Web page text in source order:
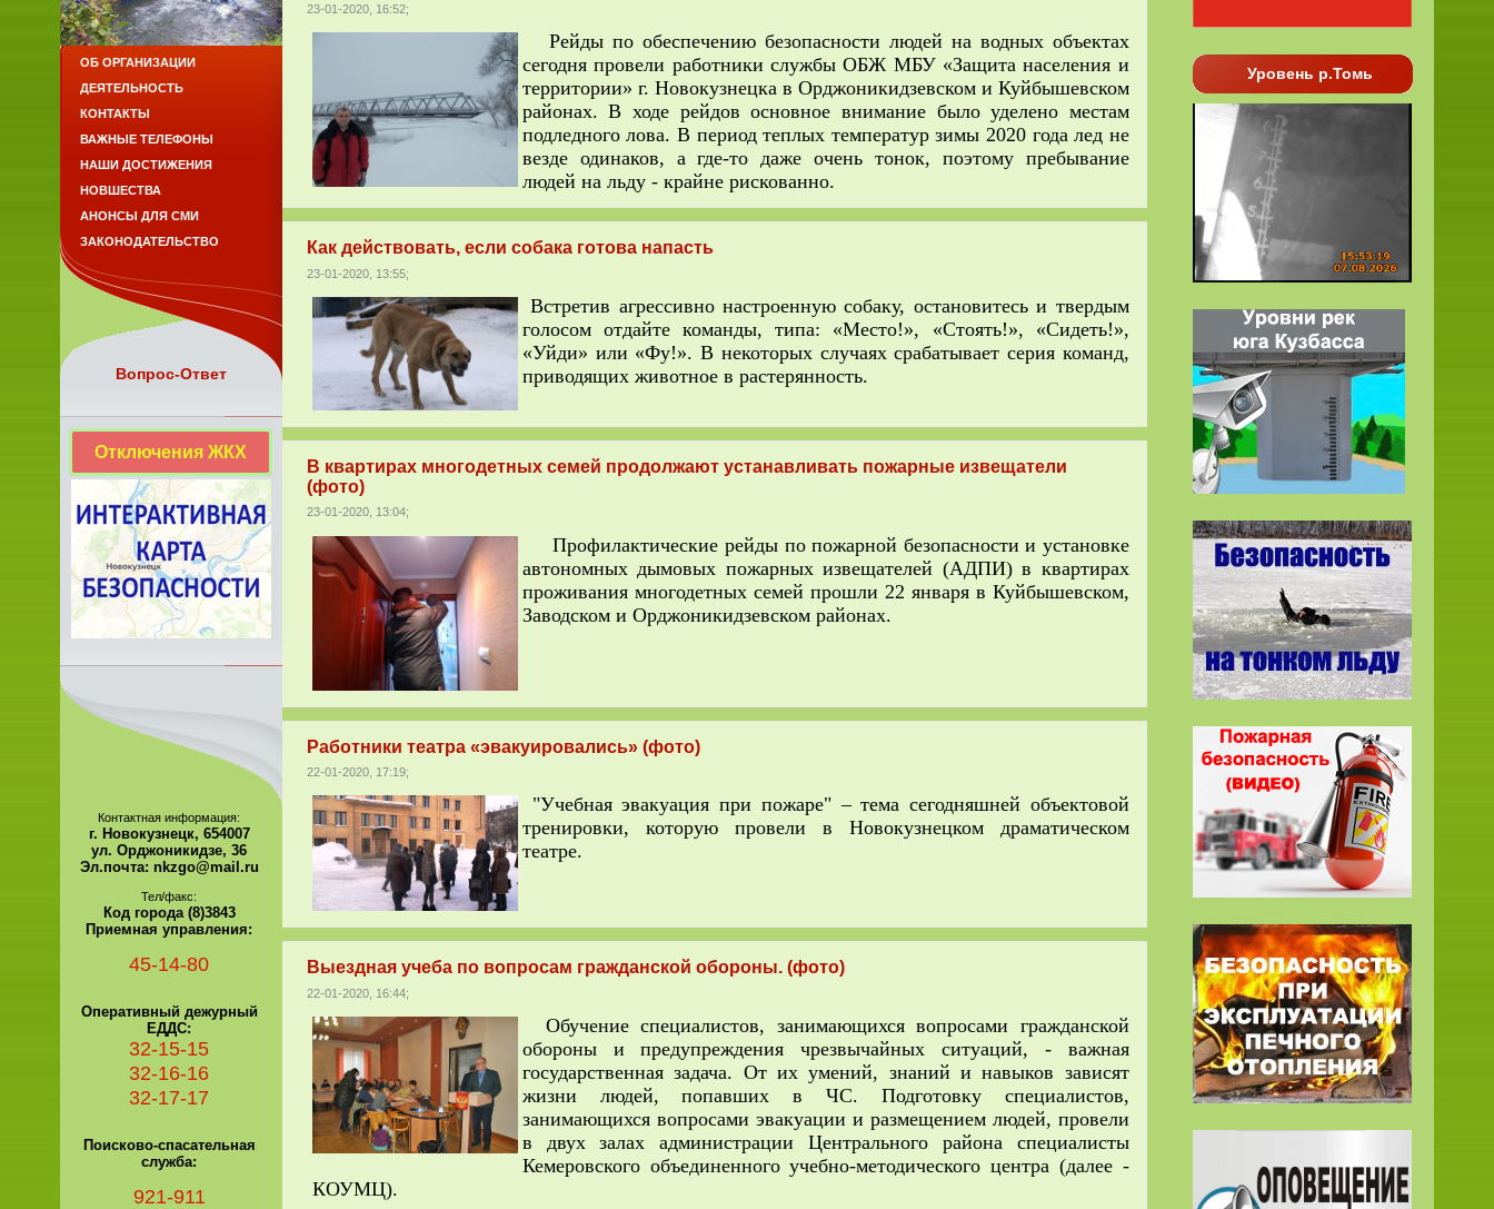
23-01-2020, 16:52;
Рейды по обеспечению безопасности людей на водных объектах
сегодня провели работники службы ОБЖ МБУ «Защита населения и
территории» г. Новокузнецка в Орджоникидзевском и Куйбышевском
районах. В ходе рейдов основное внимание было уделено местам
подледного лова. В период теплых температур зимы 2020 года лед не
везде одинаков, а где-то даже очень тонок, поэтому пребывание
людей на льду - крайне рискованно.
Как действовать, если собака готова напасть
23-01-2020, 13:55;
Встретив агрессивно настроенную собаку, остановитесь и твердым
голосом отдайте команды, типа: «Место!», «Стоять!», «Сидеть!»,
«Уйди» или «Фу!». В некоторых случаях срабатывает серия команд,
приводящих животное в растерянность.
В квартирах многодетных семей продолжают устанавливать пожарные извещатели
(фото)
23-01-2020, 13:04;
Профилактические рейды по пожарной безопасности и установке
автономных дымовых пожарных извещателей (АДПИ) в квартирах
проживания многодетных семей прошли 22 января в Куйбышевском,
Заводском и Орджоникидзевском районах.
Работники театра «эвакуировались» (фото)
22-01-2020, 17:19;
"Учебная эвакуация при пожаре" – тема сегодняшней объектовой
тренировки, которую провели в Новокузнецком драматическом
театре.
Выездная учеба по вопросам гражданской обороны. (фото)
22-01-2020, 16:44;
Обучение специалистов, занимающихся вопросами гражданской
обороны и предупреждения чрезвычайных ситуаций, - важная
государственная задача. От их умений, знаний и навыков зависят
жизни людей, попавших в ЧС. Подготовку специалистов,
занимающихся вопросами эвакуации и размещением людей, провели
в двух залах администрации Центрального района специалисты
Кемеровского объединенного учебно-методического центра (далее -
КОУМЦ).
Уровень р.Томь
ОБ ОРГАНИЗАЦИИ
ДЕЯТЕЛЬНОСТЬ
КОНТАКТЫ
ВАЖНЫЕ ТЕЛЕФОНЫ
НАШИ ДОСТИЖЕНИЯ
НОВШЕСТВА
АНОНСЫ ДЛЯ СМИ
ЗАКОНОДАТЕЛЬСТВО
Вопрос-Ответ
Отключения ЖКХ
Контактная информация:
г. Новокузнецк, 654007
ул. Орджоникидзе, 36
Эл.почта: nkzgo@mail.ru
Тел/факс:
Код города (8)3843
Приемная управления:
45-14-80
Оперативный дежурный
ЕДДС:
32-15-15
32-16-16
32-17-17
Поисково-спасательная
служба:
921-911